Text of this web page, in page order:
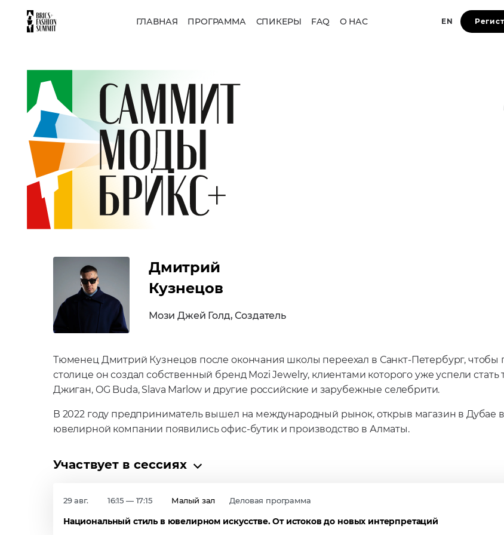
ГЛАВНАЯ ПРОГРАММА СПИКЕРЫ FAQ О НАС EN
Дмитрий
Кузнецов
Мози Джей Голд, Создатель
Тюменец Дмитрий Кузнецов после окончания школы переехал в Санкт-Петербург,
столице он создал собственный бренд Mozi Jewelry, клиентами которого уже успели
Джиган, OG Buda, Slava Marlow и другие российские и зарубежные селебрити.
В 2022 году предприниматель вышел на международный рынок, открыв магазин в Дубае
ювелирной компании появились офис-бутик и производство в Алматы.
Участвует в сессиях
29 авг. 16:15 — 17:15 Малый зал Деловая программа
Национальный стиль в ювелирном искусстве. От истоков до новых интерпретаций